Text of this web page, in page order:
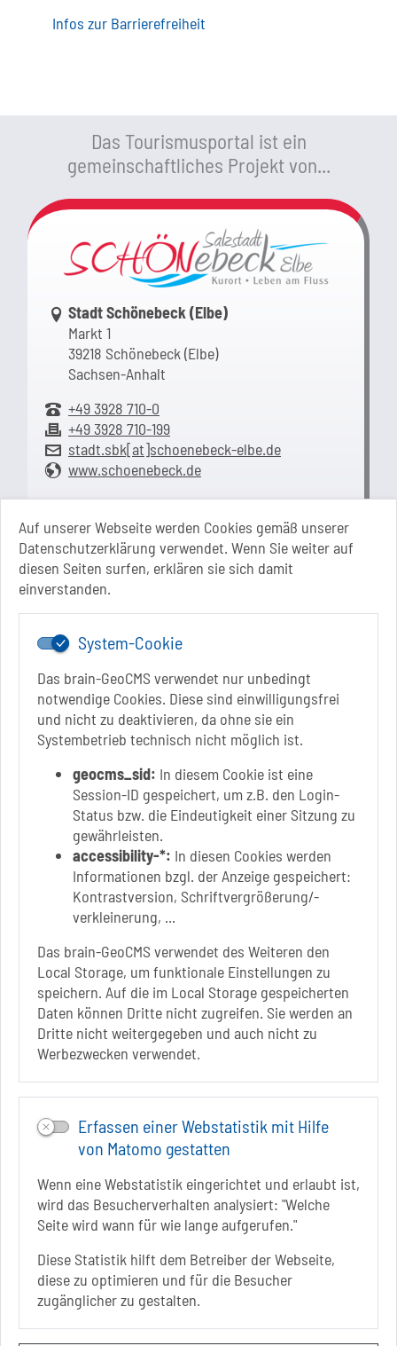
Auf unserer Webseite werden Cookies gemäß unserer
Datenschutzerklärung verwendet. Wenn Sie weiter auf
diesen Seiten surfen, erklären sie sich damit
einverstanden.
System-Cookie
Das brain-GeoCMS verwendet nur unbedingt
notwendige Cookies. Diese sind einwilligungsfrei
und nicht zu deaktivieren, da ohne sie ein
Systembetrieb technisch nicht möglich ist.
geocms_sid: In diesem Cookie ist eine
Session-ID gespeichert, um z.B. den Login-
Status bzw. die Eindeutigkeit einer Sitzung zu
gewährleisten.
accessibility-*: In diesen Cookies werden
Informationen bzgl. der Anzeige gespeichert:
Kontrastversion, Schriftvergrößerung/-
verkleinerung, ...
Das brain-GeoCMS verwendet des Weiteren den
Local Storage, um funktionale Einstellungen zu
speichern. Auf die im Local Storage gespeicherten
Daten können Dritte nicht zugreifen. Sie werden an
Dritte nicht weitergegeben und auch nicht zu
Werbezwecken verwendet.
Erfassen einer Webstatistik mit Hilfe
von Matomo gestatten
Wenn eine Webstatistik eingerichtet und erlaubt ist,
wird das Besucherverhalten analysiert: "Welche
Seite wird wann für wie lange aufgerufen."
Diese Statistik hilft dem Betreiber der Webseite,
diese zu optimieren und für die Besucher
zugänglicher zu gestalten.
Infos zur Barrierefreiheit
Das Tourismusportal ist ein
gemeinschaftliches Projekt von...
Link zur Google-Maps Navigation
Stadt Schönebeck (Elbe)
Markt 1
39218 Schönebeck (Elbe)
Sachsen-Anhalt
+49 3928 710-0
+49 3928 710-199
stadt.sbk[at]schoenebeck-elbe.de
www.schoenebeck.de
Mo.: 13 Uhr - 15 Uhr
Di.: 9 Uhr - 11.30 Uhr
13 Uhr - 18 Uhr
Do.: 9 Uhr - 11.30 Uhr
Fr.: nach Vereinbarung
Folgt uns auf
FACEBOOK
INSTAGRAM
YOUTUBE
Link zur Google-Maps Navigation
SOLEPARK Schönebeck/Bad Salzelmen
Eigenbetrieb der Stadt Schönebeck (Elbe)
Badepark 1
39218 Schönebeck (Elbe)
+49 3928 7055-0
+49 3928 7055-42
info[at]solepark.de
www.visitschoenebeck.de
Infos zur Barrierefreiheit
Sie befinden sich hier Startseite